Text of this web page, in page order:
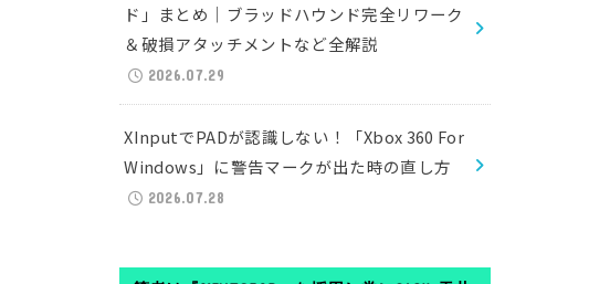
ド」まとめ｜ブラッドハウンド完全リワーク
＆破損アタッチメントなど全解説
2026.07.29
XInputでPADが認識しない！「Xbox 360 For
Windows」に警告マークが出た時の直し方
2026.07.28